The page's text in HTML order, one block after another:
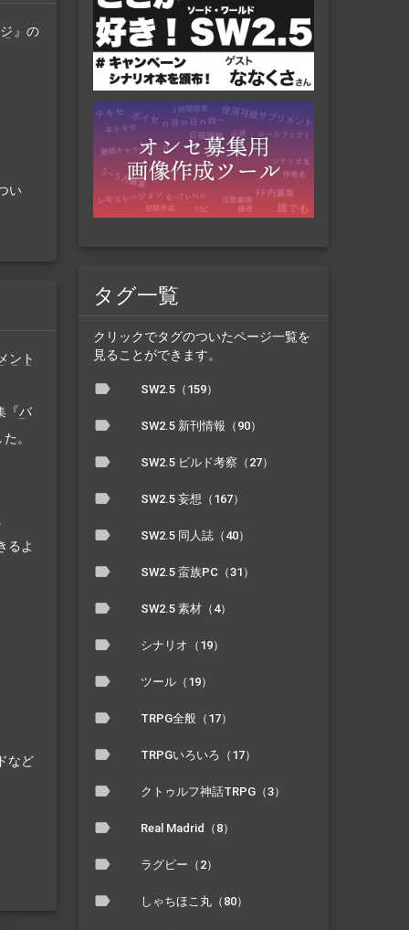
』の
い
ント
『バ
。
るよ
など
タグ一覧
クリックでタグのついたページ一覧を
見ることができます。
SW2.5（159）
SW2.5 新刊情報（90）
SW2.5 ビルド考察（27）
SW2.5 妄想（167）
SW2.5 同人誌（40）
SW2.5 蛮族PC（31）
SW2.5 素材（4）
シナリオ（19）
ツール（19）
TRPG全般（17）
TRPGいろいろ（17）
クトゥルフ神話TRPG（3）
Real Madrid（8）
ラグビー（2）
しゃちほこ丸（80）